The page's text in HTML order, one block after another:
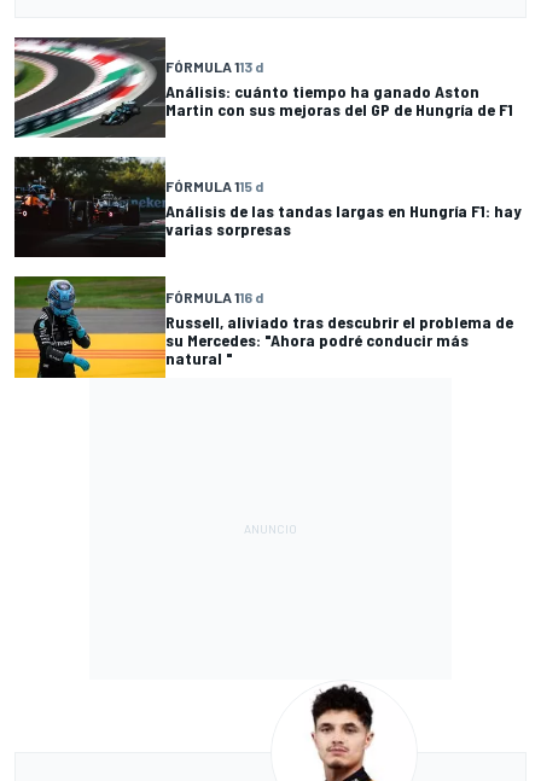
FÓRMULA 113 d
Análisis: cuánto tiempo ha ganado Aston
Martin con sus mejoras del GP de Hungría de F1
FÓRMULA 115 d
Análisis de las tandas largas en Hungría F1: hay
varias sorpresas
FÓRMULA 116 d
Russell, aliviado tras descubrir el problema de
su Mercedes: "Ahora podré conducir más
natural "